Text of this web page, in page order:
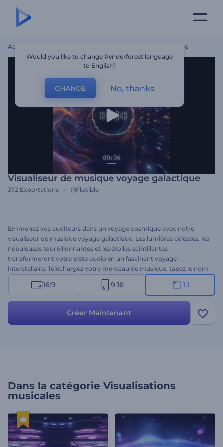
Accueil Visualiseur De Musique Voyage Galactique
Visualiseur de musique voyage galactique
372 Exportations Flexible
Emmenez vos auditeurs dans un voyage cosmique avec notre
visualiseur de musique voyage galactique. Les lumières célestes, les
nébuleuses tourbillonnantes et les étoiles scintillantes
transformeront votre piste audio en un fascinant voyage
interstellaire. Téléchargez votre morceau de musique, tapez le nom
de la chanson et laissez les galaxies illimitées agrandir votre base de
fans. Parfait pour les musiciens, les DJ, les producteurs de musique
YouTube. Créez dès maintenant et lancez votre musique avec des
16:9 9:16 1:1
Créer Maintenant
Dans la catégorie Visualisations
musicales
Would you like to change Renderforest language
to English?
CHANGE No, thanks